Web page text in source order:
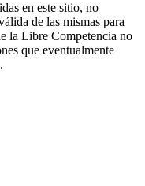
en este sitio, no
de las mismas para
la Libre Competencia no
que eventualmente